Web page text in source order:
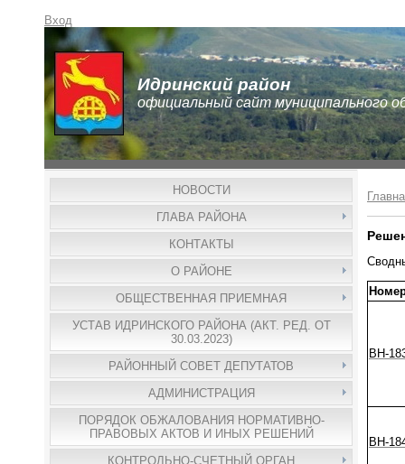
Вход
Идринский район
официальный сайт муниципального
НОВОСТИ
ГЛАВА РАЙОНА
КОНТАКТЫ
О РАЙОНЕ
ОБЩЕСТВЕННАЯ ПРИЕМНАЯ
УСТАВ ИДРИНСКОГО РАЙОНА (АКТ. РЕД. ОТ
30.03.2023)
РАЙОННЫЙ СОВЕТ ДЕПУТАТОВ
АДМИНИСТРАЦИЯ
ПОРЯДОК ОБЖАЛОВАНИЯ НОРМАТИВНО-
ПРАВОВЫХ АКТОВ И ИНЫХ РЕШЕНИЙ
КОНТРОЛЬНО-СЧЕТНЫЙ ОРГАН
ВН-
ВН-